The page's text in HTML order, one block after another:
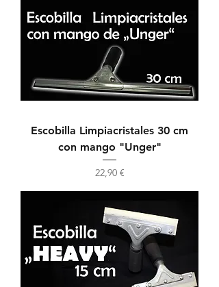
Escobilla Limpiacristales 30 cm
con mango "Unger"
Precio
22,90 €